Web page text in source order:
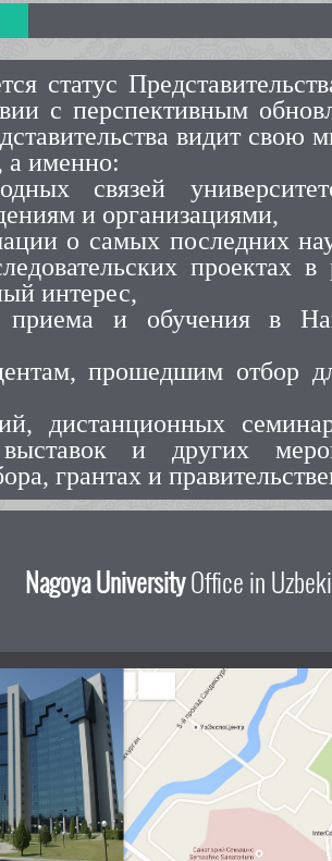
статус
с перспективным
видит свою
а именно:
связей
и организациями,
о самых последних
проектах
интерес,
приема и обучения в
прошедшим отбор
дистанционных
выставок и других
грантах и
Nagoya UniversityOffice in